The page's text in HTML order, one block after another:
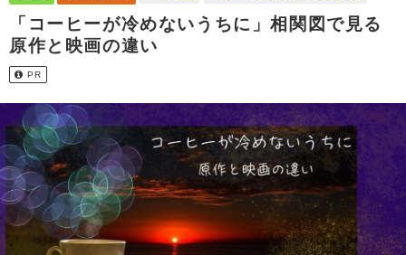
「コーヒーが冷めないうちに」相関図で見る
原作と映画の違い
PR